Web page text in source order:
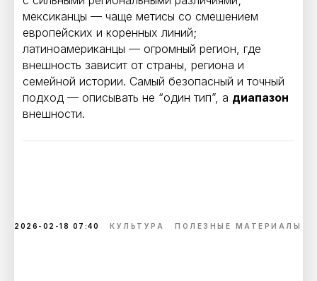
мексиканцы — чаще метисы со смешением
европейских и коренных линий;
латиноамериканцы — огромный регион, где
внешность зависит от страны, региона и
семейной истории. Самый безопасный и точный
подход — описывать не “один тип”, а диапазон
внешности.
2026-02-18 07:40 КУЛЬТУРА ПОЛЕЗНЫЕ МАТЕРИАЛЫ